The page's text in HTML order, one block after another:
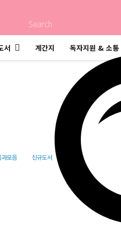
Search
서 계간지 독자지원 & 소통
지형학(개
모음 신규도서